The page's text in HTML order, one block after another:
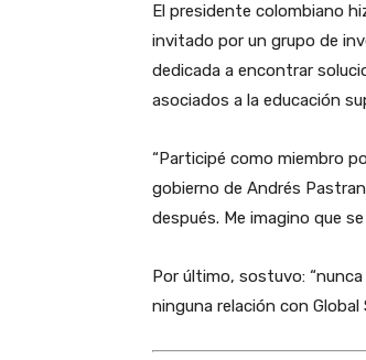
El presidente colombiano
invitado por un grupo de
dedicada a encontrar
asociados a la educación
“Participé como miembro
gobierno de Andrés
después. Me imagino que
Por último, sostuvo:
ninguna relación con Global